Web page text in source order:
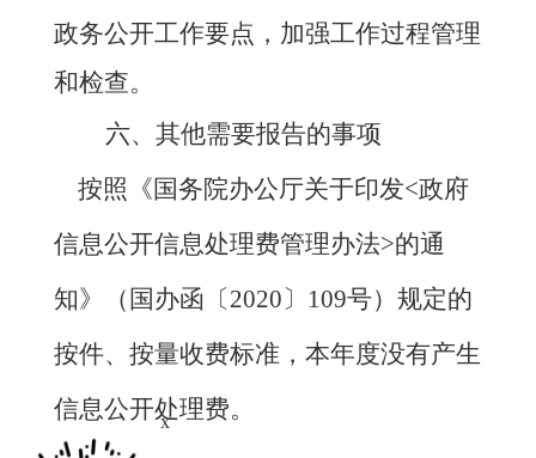
政务公开工作要点，加强工作过程管理
和检查。
六、其他需要报告的事项
按照《国务院办公厅关于印发<政府
信息公开信息处理费管理办法>的通
知》（国办函 〔2020〕 109号）规定的
按件、按量收费标准，本年度没有产生
信息公开处理费。
x